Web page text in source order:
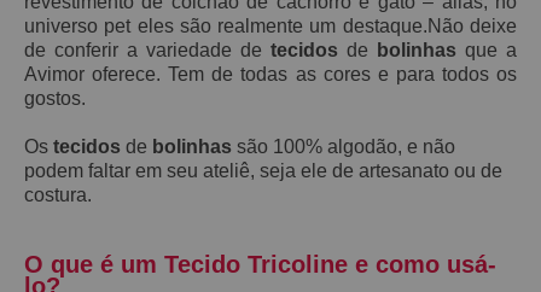
universo pet eles são realmente um destaque.Não deixe
de conferir a variedade de tecidos de bolinhas que a
Avimor oferece. Tem de todas as cores e para todos os
gostos.
Os tecidos de bolinhas são 100% algodão, e não
podem faltar em seu ateliê, seja ele de artesanato ou de
costura.
O que é um Tecido Tricoline e como usá-
lo?